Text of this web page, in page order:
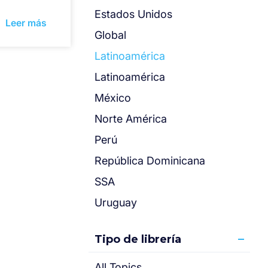
Estados Unidos
Global
Latinoamérica
Latinoamérica
México
Norte América
Perú
República Dominicana
SSA
Uruguay
Tipo de librería
Leer más